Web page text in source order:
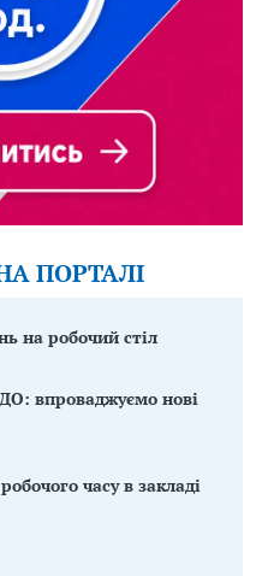
ПОРТАЛІ
на робочий стіл
впроваджуємо нові
часу в закладі